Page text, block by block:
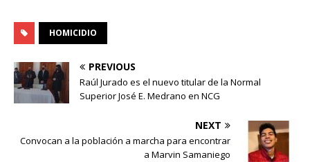
HOMICIDIO
PREVIOUS
Raúl Jurado es el nuevo titular de la Normal
Superior José E. Medrano en NCG
NEXT
Convocan a la población a marcha para encontrar
a Marvin Samaniego